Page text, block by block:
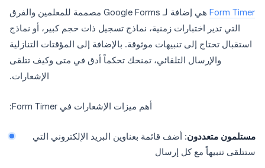
Form Timer
هي إضافة لـ Google Forms مصممة للمعلمين والفرق
التي تدير اختبارات زمنية، نماذج تسجيل ذات حجم كبير، أو نماذج
استقبال تحتاج إلى تنبيهات موثوقة. بالإضافة إلى المؤقتات التنازلية
والإرسال التلقائي، تمنحك تحكماً أدق في متى وكيف تتلقى
الإشعارات.
أهم ميزات الإشعارات في Form Timer:
مستلمون متعددون: أضف قائمة بعناوين البريد الإلكتروني التي
ستتلقى تنبيهاً مع كل إرسال